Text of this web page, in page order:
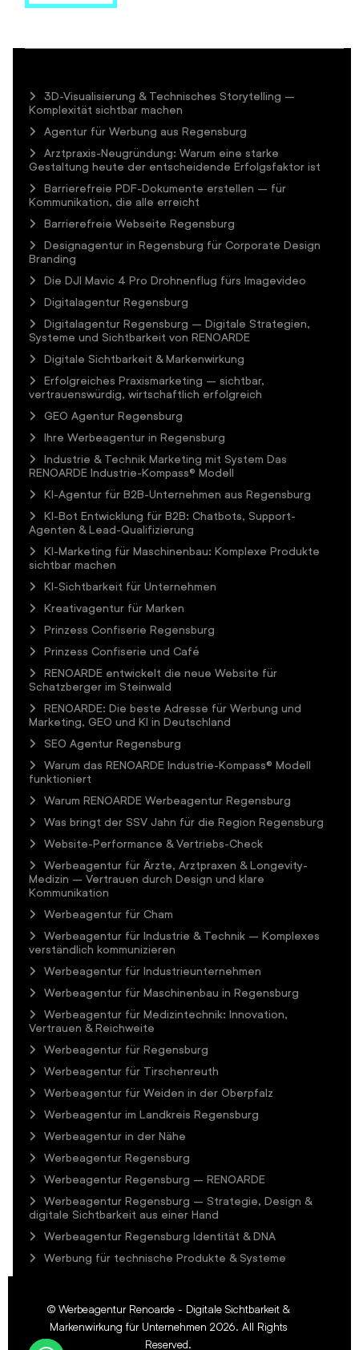
3D-Visualisierung & Technisches Storytelling –
Komplexität sichtbar machen
Agentur für Werbung aus Regensburg
Arztpraxis-Neugründung: Warum eine starke
Gestaltung heute der entscheidende Erfolgsfaktor ist
Barrierefreie PDF-Dokumente erstellen – für
Kommunikation, die alle erreicht
Barrierefreie Webseite Regensburg
Designagentur in Regensburg für Corporate Design
Branding
Die DJI Mavic 4 Pro Drohnenflug fürs Imagevideo
Digitalagentur Regensburg
Digitalagentur Regensburg – Digitale Strategien,
Systeme und Sichtbarkeit von RENOARDE
Digitale Sichtbarkeit & Markenwirkung
Erfolgreiches Praxismarketing – sichtbar,
vertrauenswürdig, wirtschaftlich erfolgreich
GEO Agentur Regensburg
Ihre Werbeagentur in Regensburg
Industrie & Technik Marketing mit System Das
RENOARDE Industrie-Kompass® Modell
KI-Agentur für B2B-Unternehmen aus Regensburg
KI-Bot Entwicklung für B2B: Chatbots, Support-
Agenten & Lead-Qualifizierung
KI-Marketing für Maschinenbau: Komplexe Produkte
sichtbar machen
KI-Sichtbarkeit für Unternehmen
Kreativagentur für Marken
Prinzess Confiserie Regensburg
Prinzess Confiserie und Café
RENOARDE entwickelt die neue Website für
Schatzberger im Steinwald
RENOARDE: Die beste Adresse für Werbung und
Marketing, GEO und KI in Deutschland
SEO Agentur Regensburg
Warum das RENOARDE Industrie-Kompass® Modell
funktioniert
Warum RENOARDE Werbeagentur Regensburg
Was bringt der SSV Jahn für die Region Regensburg
Website-Performance & Vertriebs-Check
Werbeagentur für Ärzte, Arztpraxen & Longevity-
Medizin – Vertrauen durch Design und klare
Kommunikation
Werbeagentur für Cham
Werbeagentur für Industrie & Technik – Komplexes
verständlich kommunizieren
Werbeagentur für Industrieunternehmen
Werbeagentur für Maschinenbau in Regensburg
Werbeagentur für Medizintechnik: Innovation,
Vertrauen & Reichweite
Werbeagentur für Regensburg
Werbeagentur für Tirschenreuth
Werbeagentur für Weiden in der Oberpfalz
Werbeagentur im Landkreis Regensburg
Werbeagentur in der Nähe
Werbeagentur Regensburg
Werbeagentur Regensburg – RENOARDE
Werbeagentur Regensburg – Strategie, Design &
digitale Sichtbarkeit aus einer Hand
Werbeagentur Regensburg Identität & DNA
Werbung für technische Produkte & Systeme
© Werbeagentur Renoarde - Digitale Sichtbarkeit &
Markenwirkung für Unternehmen 2026. All Rights
Reserved.